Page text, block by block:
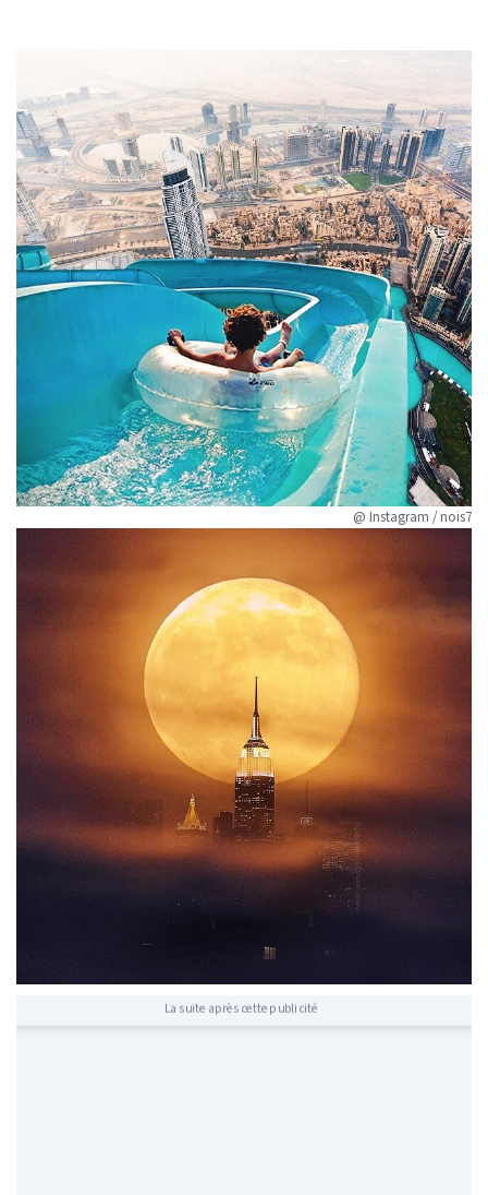
@ Instagram / nois7
La suite après cette publicité